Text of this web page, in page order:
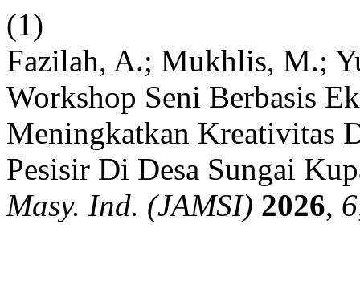
(1)
Fazilah, A.; Mukhlis, M.;
Workshop Seni Berbasis
Meningkatkan Kreativitas
Pesisir Di Desa Sungai
Masy. Ind. (JAMSI) 2026, 6